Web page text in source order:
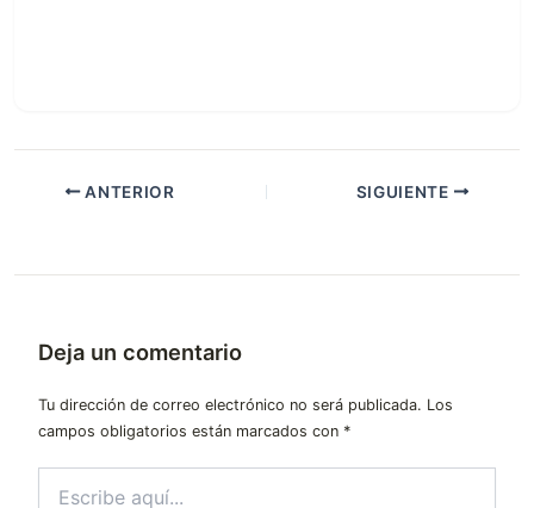
ANTERIOR SIGUIENTE
Deja un comentario
Tu dirección de correo electrónico no será publicada. Los
campos obligatorios están marcados con *
aquí...